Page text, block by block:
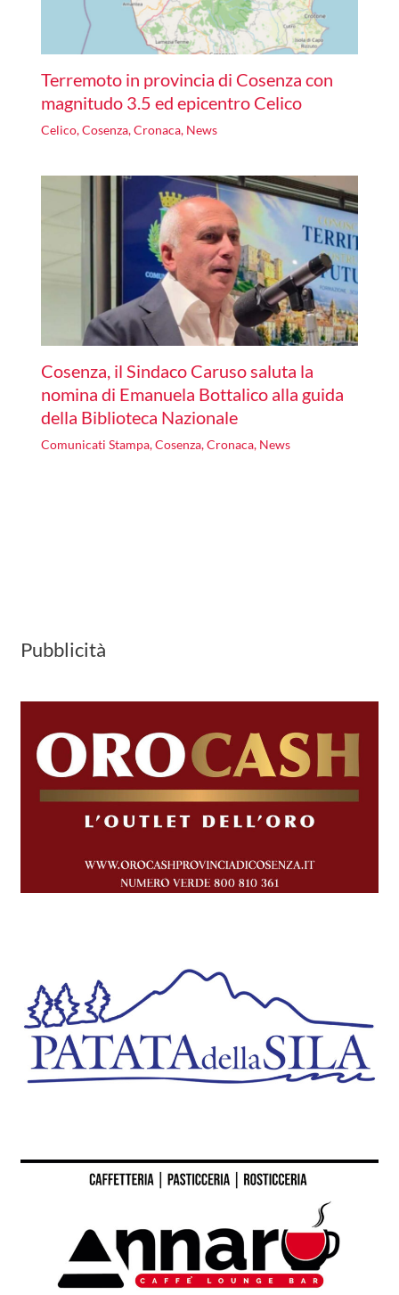
Terremoto in provincia di Cosenza con
magnitudo 3.5 ed epicentro Celico
Celico,Cosenza,Cronaca, News
Cosenza, il Sindaco Caruso saluta la
nomina di Emanuela Bottalico alla guida
della Biblioteca Nazionale
Comunicati Stampa,Cosenza,Cronaca, News
Pubblicità